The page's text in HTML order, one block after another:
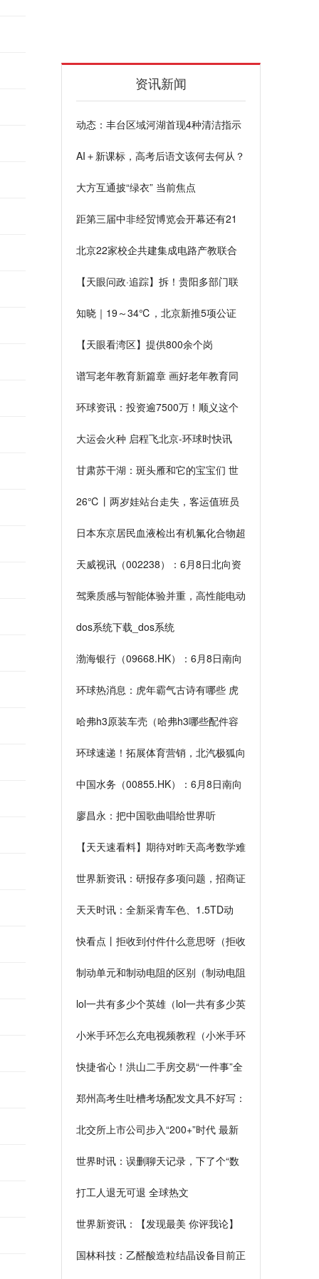
资讯新闻
动态：丰台区域河湖首现4种清洁指示
AI＋新课标，高考后语文该何去何从？
大方互通披“绿衣” 当前焦点
距第三届中非经贸博览会开幕还有21
北京22家校企共建集成电路产教联合
【天眼问政·追踪】拆！贵阳多部门联
知晓｜19～34℃，北京新推5项公证
现“七线换乘”！军队院校招收普通高中
【天眼看湾区】提供800余个岗
站)”活动走进铜仁职业技术学院|焦点
谱写老年教育新篇章 画好老年教育同
大学调研并召开座谈会
环球资讯：投资逾7500万！顺义这个
大运会火种 启程飞北京-环球时快讯
甘肃苏干湖：斑头雁和它的宝宝们 世
26℃丨两岁娃站台走失，客运值班员
日本东京居民血液检出有机氟化合物超
天威视讯（002238）：6月8日北向资
驾乘质感与智能体验并重，高性能电动
dos系统下载_dos系统
渤海银行（09668.HK）：6月8日南向
环球热消息：虎年霸气古诗有哪些 虎
哈弗h3原装车壳（哈弗h3哪些配件容
环球速递！拓展体育营销，北汽极狐向
中国水务（00855.HK）：6月8日南向
廖昌永：把中国歌曲唱给世界听
【天天速看料】期待对昨天高考数学难
世界新资讯：研报存多项问题，招商证
天天时讯：全新采青车色、1.5TD动
快看点丨拒收到付件什么意思呀（拒收
制动单元和制动电阻的区别（制动电阻
lol一共有多少个英雄（lol一共有多少英
小米手环怎么充电视频教程（小米手环
快捷省心！洪山二手房交易“一件事”全
郑州高考生吐槽考场配发文具不好写：
北交所上市公司步入“200+”时代 最新
世界时讯：误删聊天记录，下了个“数
打工人退无可退 全球热文
世界新资讯：【发现最美 你评我论】
香菇“飘香”乡村振兴路
国林科技：乙醛酸造粒结晶设备目前正